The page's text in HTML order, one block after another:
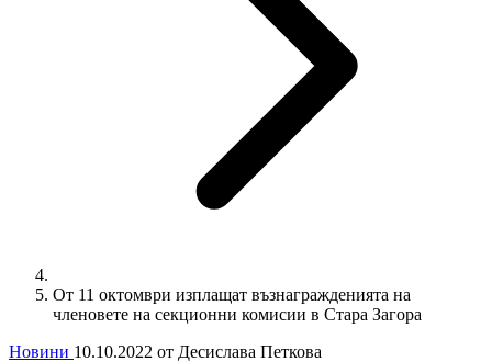
От 11 октомври изплащат възнагражденията на
членовете на секционни комисии в Стара Загора
Новини 10.10.2022 от Десислава Петкова